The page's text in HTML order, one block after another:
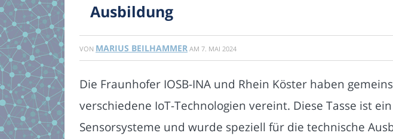
Ausbildung
VON MARIUS BEILHAMMER AM 7. MAI 2024
Die Fraunhofer IOSB-INA und Rhein Köster haben
verschiedene IoT-Technologien vereint. Diese Tasse ist
Sensorsysteme und wurde speziell für die technische